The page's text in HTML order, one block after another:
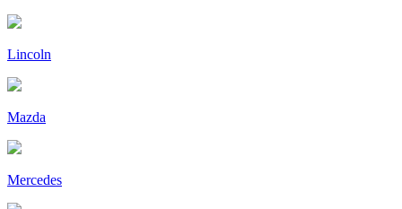
Lincoln
Mazda
Mercedes